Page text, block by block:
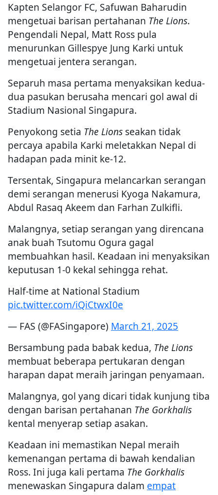
Kapten Selangor FC, Safuwan Baharudin
mengetuai barisan pertahanan The Lions.
Pengendali Nepal, Matt Ross pula
menurunkan Gillespye Jung Karki untuk
mengetuai jentera serangan.
Separuh masa pertama menyaksikan kedua-
dua pasukan berusaha mencari gol awal di
Stadium Nasional Singapura.
Penyokong setia The Lions seakan tidak
percaya apabila Karki meletakkan Nepal di
hadapan pada minit ke-12.
Tersentak, Singapura melancarkan serangan
demi serangan menerusi Kyoga Nakamura,
Abdul Rasaq Akeem dan Farhan Zulkifli.
Malangnya, setiap serangan yang direncana
anak buah Tsutomu Ogura gagal
membuahkan hasil. Keadaan ini menyaksikan
keputusan 1-0 kekal sehingga rehat.
Half-time at National Stadium
pic.twitter.com/iQiCtwxI0e
— FAS (@FASingapore) March 21, 2025
Bersambung pada babak kedua, The Lions
membuat beberapa pertukaran dengan
harapan dapat meraih jaringan penyamaan.
Malangnya, gol yang dicari tidak kunjung tiba
dengan barisan pertahanan The Gorkhalis
kental menyerap setiap asakan.
Keadaan ini memastikan Nepal meraih
kemenangan pertama di bawah kendalian
Ross. Ini juga kali pertama The Gorkhalis
menewaskan Singapura dalam empat